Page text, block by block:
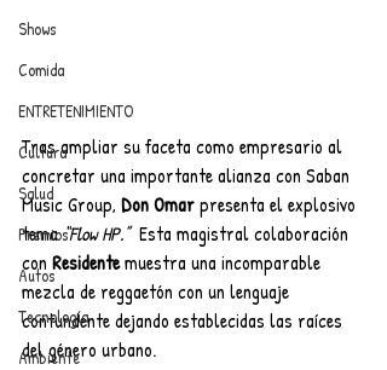
dinamicaseltrendytop@gmail.com
Shows
Comida
ENTRETENIMIENTO
Cultura
Salud
Premios
Autos
Tecnología
Ambiente
Tras ampliar su faceta como empresario al
concretar una importante alianza con Saban
Music Group, Don Omar presenta el explosivo
tema “Flow HP.”
  Esta magistral colaboración
con Residente muestra una incomparable
mezcla de reggaetón con un lenguaje
contundente dejando establecidas las raíces
del género urbano.